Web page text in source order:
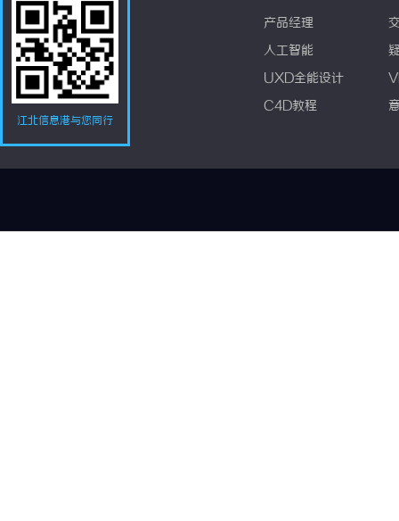
江北信息港与您同行
产品经理
人工智能
UXD全能设计
C4D教程